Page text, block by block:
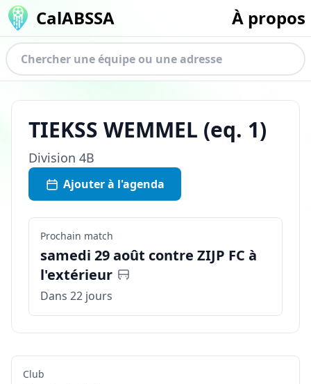
CalABSSA À propos
TIEKSS WEMMEL (eq. 1)
Division 4B
Ajouter à l'agenda
Prochain match
samedi 29 août contre ZIJP FC à
l'extérieur
Dans 22 jours
Club